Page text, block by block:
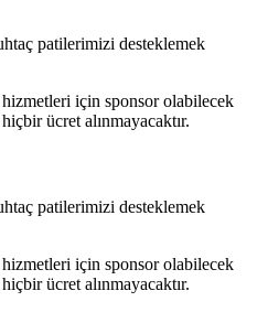
patilerimizi desteklemek
için sponsor olabilecek
ücret alınmayacaktır.
patilerimizi desteklemek
için sponsor olabilecek
ücret alınmayacaktır.